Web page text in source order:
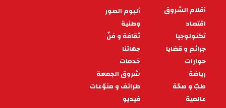
PIED
DE
PAGE
أقلام الشروق
ألبوم الصور
اقتصاد
وطنية
تكنولوجيا
ثقافة و فنّ
جرائم و قضايا
جهاتنا
حوارات
خدمات
رياضة
شروق الجمعة
طبّ و صحّة
طرائف و منوّعات
عالمية
فيديو